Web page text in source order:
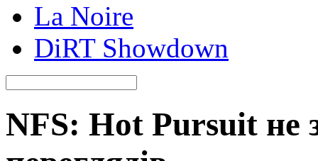
La Noire
DiRT Showdown
NFS: Hot Pursuit не